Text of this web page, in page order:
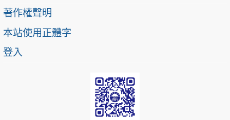
著作權聲明
本站使用正體字
登入